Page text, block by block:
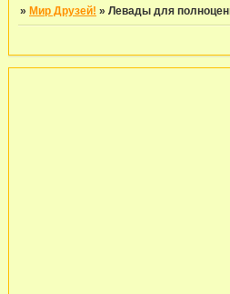
»Мир Друзей! »Левады для